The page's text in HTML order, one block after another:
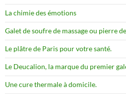
La chimie des émotions
Galet de soufre de massage ou pierre
Le plâtre de Paris pour votre santé.
Le Deucalion, la marque du premier
Une cure thermale à domicile.